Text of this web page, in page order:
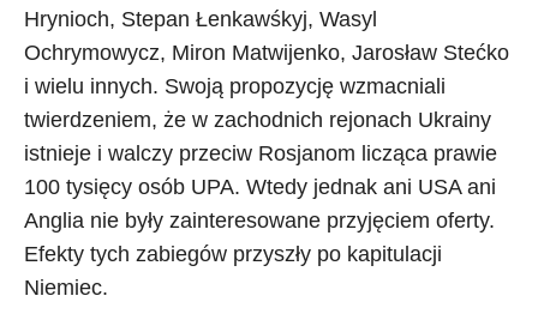
Hrynioch, Stepan Łenkawśkyj, Wasyl
Ochrymowycz, Miron Matwijenko, Jarosław Stećko
i wielu innych. Swoją propozycję wzmacniali
twierdzeniem, że w zachodnich rejonach Ukrainy
istnieje i walczy przeciw Rosjanom licząca prawie
100 tysięcy osób UPA. Wtedy jednak ani USA ani
Anglia nie były zainteresowane przyjęciem oferty.
Efekty tych zabiegów przyszły po kapitulacji
Niemiec.